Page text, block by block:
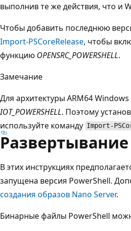
выполнив те же действия, что и
Чтобы добавить последнюю
Import-PSCoreRelease, чтобы
функцию OPENSRC_POWERSHELL.
Замечание
Для архитектуры ARM64
IOT_POWERSHELL. Поэтому
используйте команду Import-
В этих инструкциях
запущена версия PowerShell.
создания образов Nano Server.
Бинарные файлы PowerShell